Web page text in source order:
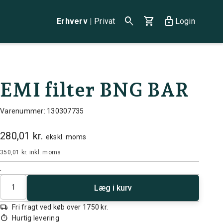
Erhverv | Privat search shopping_cart lock Login
EMI filter BNG BAR
Varenummer: 130307735
280,01 kr. ekskl. moms
350,01 kr. inkl. moms
.
Antal
Læg i kurv
local_shipping Fri fragt ved køb over 1750 kr.
timer Hurtig levering